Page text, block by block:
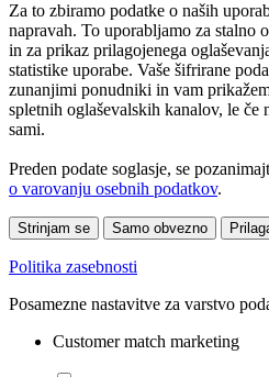
Za to zbiramo podatke o naših
napravah. To uporabljamo za stalno
in za prikaz prilagojenega
statistike uporabe. Vaše šifrirane
zunanjimi ponudniki in vam
spletnih oglaševalskih kanalov, le če
sami.
Preden podate soglasje, se
o varovanju osebnih podatkov.
Strinjam se Samo obvezno
Politika zasebnosti
Posamezne nastavitve za varstvo
Customer match marketing